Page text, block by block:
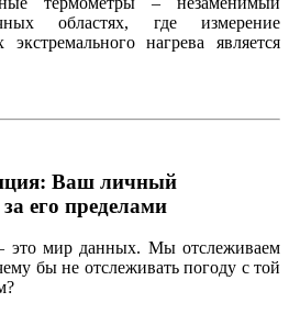
областях, где измерение
нагрева является
Ваш личный
его пределами
это мир данных. Мы отслеживаем
бы не отслеживать погоду с той